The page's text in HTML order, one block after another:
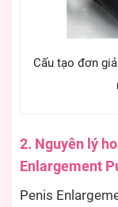
Cấu tạo đơn
2. Nguyên lý
Enlargement
Penis